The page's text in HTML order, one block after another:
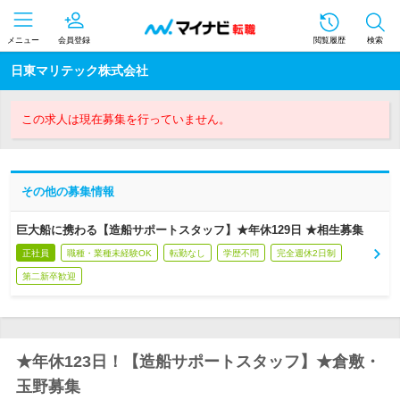
メニュー 会員登録 閲覧履歴 検索
日東マリテック株式会社
この求人は現在募集を行っていません。
その他の募集情報
巨大船に携わる【造船サポートスタッフ】★年休129日 ★相生募集
正社員 職種・業種未経験OK 転勤なし 学歴不問 完全週休2日制
第二新卒歓迎
★年休123日！【造船サポートスタッフ】★倉敷・
玉野募集